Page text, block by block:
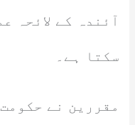
آئندہ کے لائحہ
سکتا ہے۔
مقررین نے